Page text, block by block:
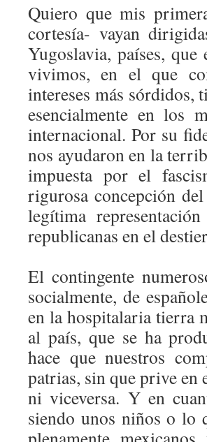
Quiero que mis
cortesía- vayan
Yugoslavia, países,
vivimos, en el que
intereses más
esencialmente en los
internacional. Por su
nos ayudaron en la
impuesta por el
rigurosa concepción
legítima
republicanas en el
El contingente
socialmente, de
en la hospitalaria tierra
al país, que se ha
hace que nuestros
patrias, sin que prive en
ni viceversa. Y en
siendo unos niños o lo